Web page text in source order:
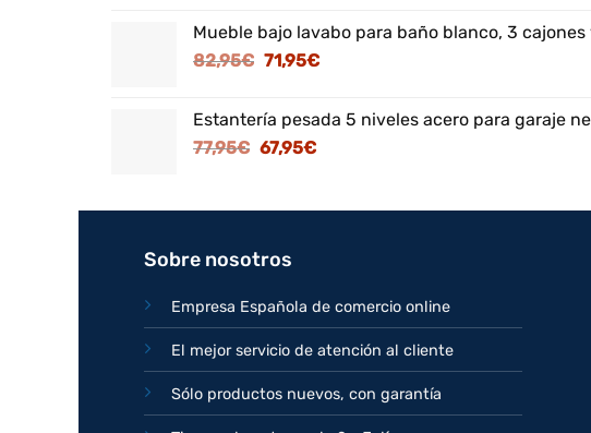
era:
125,95€.
es:
Mueble bajo lavabo para baño blanco, 3
82,95€ El
era:
82,95€.
71,95€El
es:
Estantería pesada 5 niveles acero para garaje
77,95€ El
era:
67,95€El
es:
Sobre nosotros
Empresa Española de comercio online
El mejor servicio de atención al cliente
Sólo productos nuevos, con garantía